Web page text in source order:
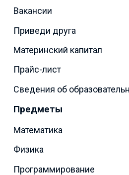
Вакансии
Приведи друга
Материнский капитал
Прайс-лист
Сведения об
Предметы
Математика
Физика
Программирование